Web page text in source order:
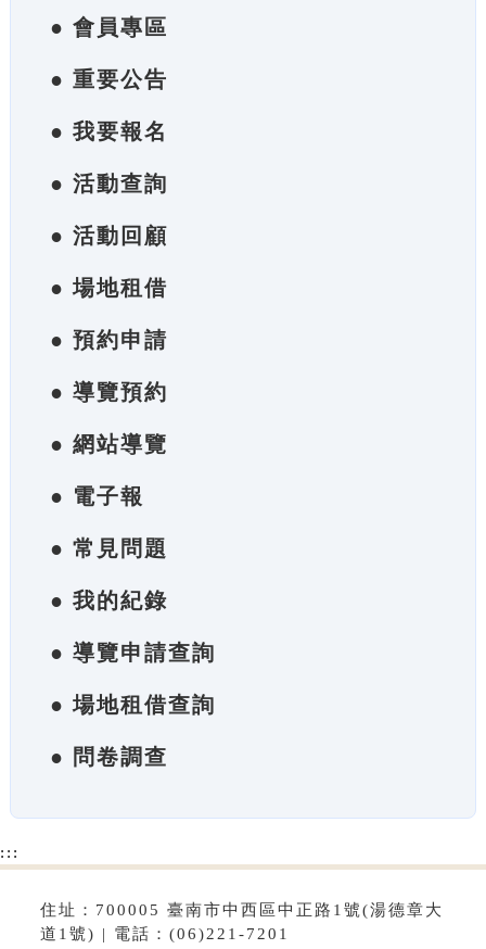
● 會員專區
● 重要公告
● 我要報名
● 活動查詢
● 活動回顧
● 場地租借
● 預約申請
● 導覽預約
● 網站導覽
● 電子報
● 常見問題
● 我的紀錄
● 導覽申請查詢
● 場地租借查詢
● 問卷調查
:::
住址：700005 臺南市中西區中正路1號(湯德章大
道1號) | 電話：(06)221-7201